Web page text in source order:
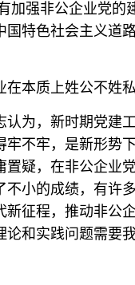
加强非公企业党的
国特色社会主义道
本质上姓公不姓私
为，新时期党建工
牢不牢，是新形势
置疑，在非公企业
不小的成绩，有许
新征程，推动非公
论和实践问题需要